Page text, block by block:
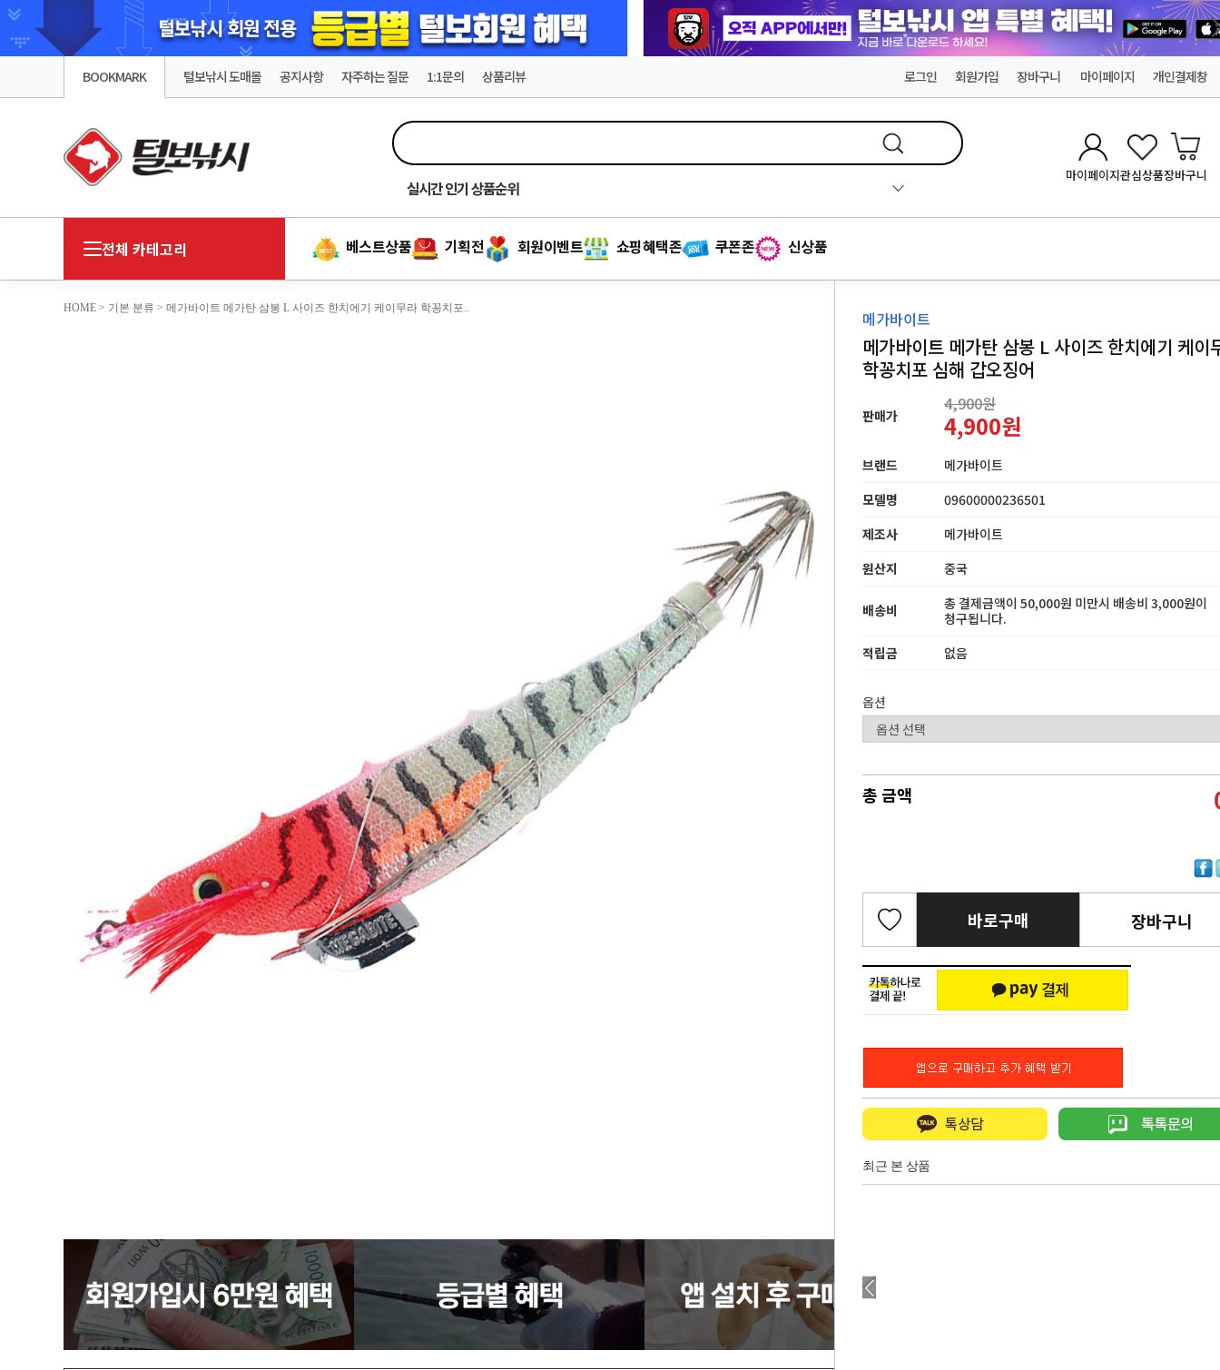
BOOKMARK 털보낚시 도매몰 공지사항 자주하는 질문 1:1문의 상품리뷰 로그인 회원가입 장바구니 마이페이지 개인결제창
실시간인기 상품순위
마이페이지관심상품장바구니
전체 카테고리 베스트상품 기획전 회원이벤트 쇼핑혜택존 쿠폰존 신상품
HOME > 기본 분류 > 메가바이트 메가탄 삼봉 L 사이즈 한치에기 케이무라 학꽁치포.. 메가바이트
메가바이트 메가탄 삼봉 L 사이즈 한치에기 케이
학꽁치포 심해 갑오징어
판매가
4,900원
4,900원
브랜드
메가바이트
모델명
09600000236501
제조사
메가바이트
원산지
중국
배송비
총 결제금액이 50,000원 미만시 배송비 3,000원이
청구됩니다.
적립금
없음
옵션
총 금액
바로구매 장바구니
최근 본 상품